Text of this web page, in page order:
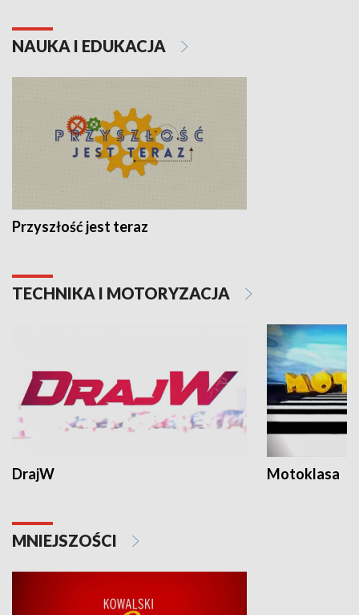
NAUKA I EDUKACJA
Przyszłość jest teraz
TECHNIKA I MOTORYZACJA
DrajW Motoklasa
MNIEJSZOŚCI